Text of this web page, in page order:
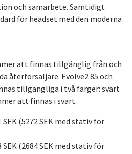
och samarbete. Samtidigt
för headset med den moderna
att finnas tillgänglig från och
återförsäljare. Evolve2 85 och
tillgängliga i två färger: svart
att finnas i svart.
SEK (5272 SEK med stativ för
SEK (2684 SEK med stativ för